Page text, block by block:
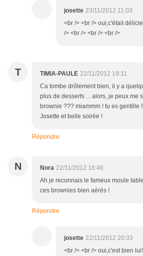
josette 23/11/2012 11:03
<br /> <br /> oui,c'était
/> <br /> <br /> <br />
T TIMIA-PAULE 22/11/2012 19:11
Ca tombe drôlement bien, il y a
plus de desserts ... alors, je peux me
brownie ??? miammm ! tu es gentille
Josette et belle soirée !
Répondre
N Nora 22/11/2012 18:46
Ah je reconnais le fameux moule
ces brownies bien aérés !
Répondre
josette 22/11/2012 20:33
<br /> <br /> oui,c'est bien